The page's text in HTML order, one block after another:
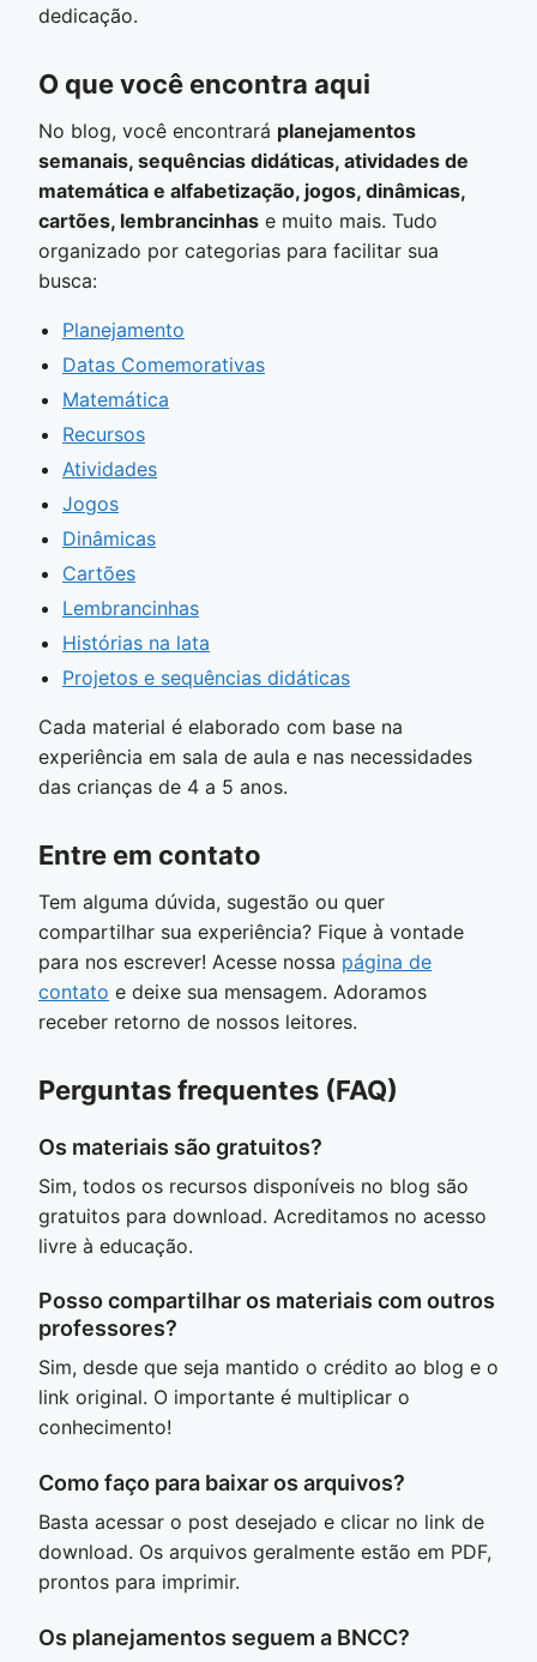
dedicação.
O que você encontra aqui
No blog, você encontrará planejamentos
semanais, sequências didáticas, atividades de
matemática e alfabetização, jogos, dinâmicas,
cartões, lembrancinhas e muito mais. Tudo
organizado por categorias para facilitar sua
busca:
Planejamento
Datas Comemorativas
Matemática
Recursos
Atividades
Jogos
Dinâmicas
Cartões
Lembrancinhas
Histórias na lata
Projetos e sequências didáticas
Cada material é elaborado com base na
experiência em sala de aula e nas necessidades
das crianças de 4 a 5 anos.
Entre em contato
Tem alguma dúvida, sugestão ou quer
compartilhar sua experiência? Fique à vontade
para nos escrever! Acesse nossa página de
contato e deixe sua mensagem. Adoramos
receber retorno de nossos leitores.
Perguntas frequentes (FAQ)
Os materiais são gratuitos?
Sim, todos os recursos disponíveis no blog são
gratuitos para download. Acreditamos no acesso
livre à educação.
Posso compartilhar os materiais com outros
professores?
Sim, desde que seja mantido o crédito ao blog e o
link original. O importante é multiplicar o
conhecimento!
Como faço para baixar os arquivos?
Basta acessar o post desejado e clicar no link de
download. Os arquivos geralmente estão em PDF,
prontos para imprimir.
Os planejamentos seguem a BNCC?